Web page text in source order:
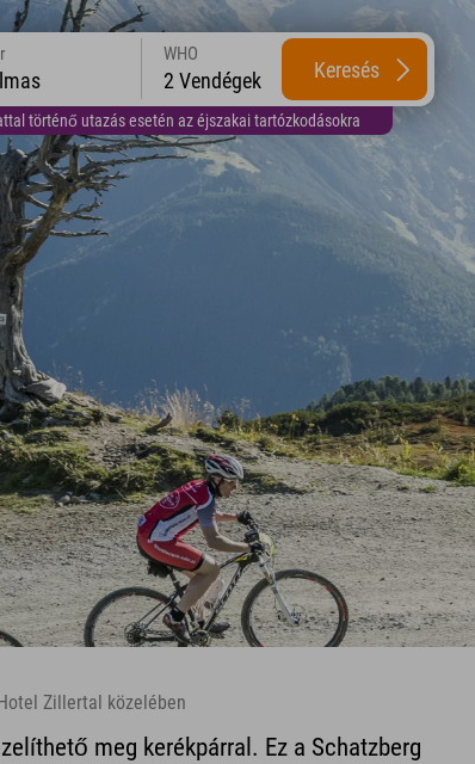
történő utazás esetén az éjszakai tartózkodásokra
WHO
2 Vendégek Keresés
Zillertal közelében
meg kerékpárral. Ez a Schatzberg